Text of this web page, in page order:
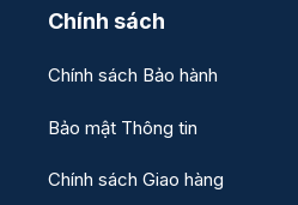
Chính sách
Chính sách Bảo hành
Bảo mật Thông tin
Chính sách Giao hàng